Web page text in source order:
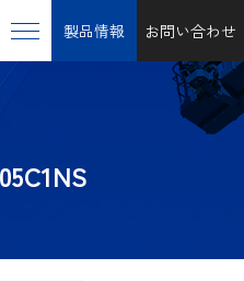
製品情報 お問い合わせ